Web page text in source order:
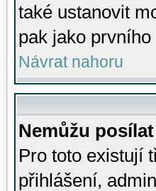
také ustanovit
pak jako
Návrat nahoru
Nemůžu
Pro toto existují
přihlášení,